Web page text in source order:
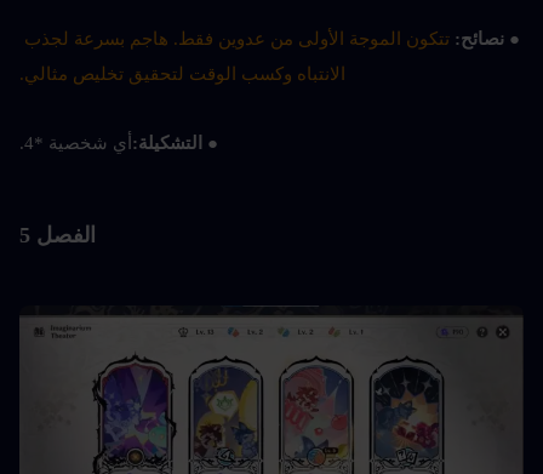
● نصائح:
الانتباه وكسب الوقت لتحقيق تخليص مثالي.
● التشكيلة: أي شخصية *4.
الفصل 5